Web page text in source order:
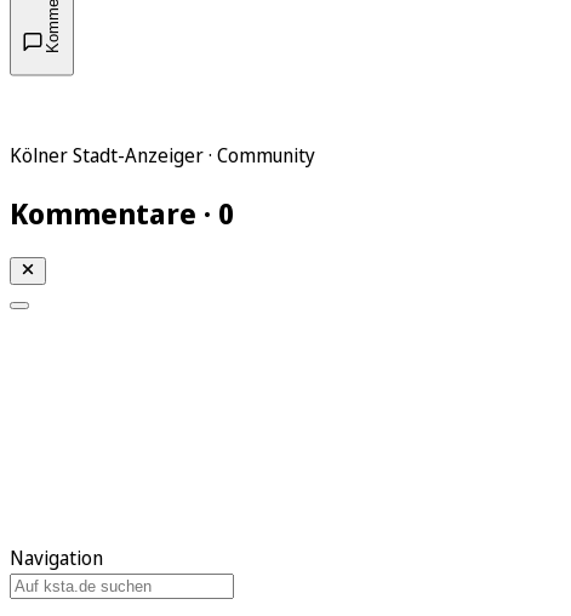
Kölner Stadt-Anzeiger · Community
Kommentare · 0
Navigation